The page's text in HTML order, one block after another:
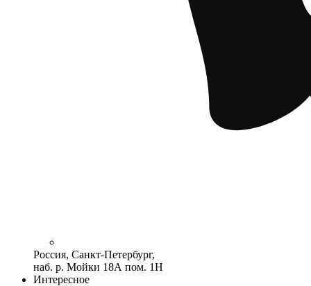
Россия, Санкт-Петербург,
наб. р. Мойки 18А пом. 1Н
Интересное